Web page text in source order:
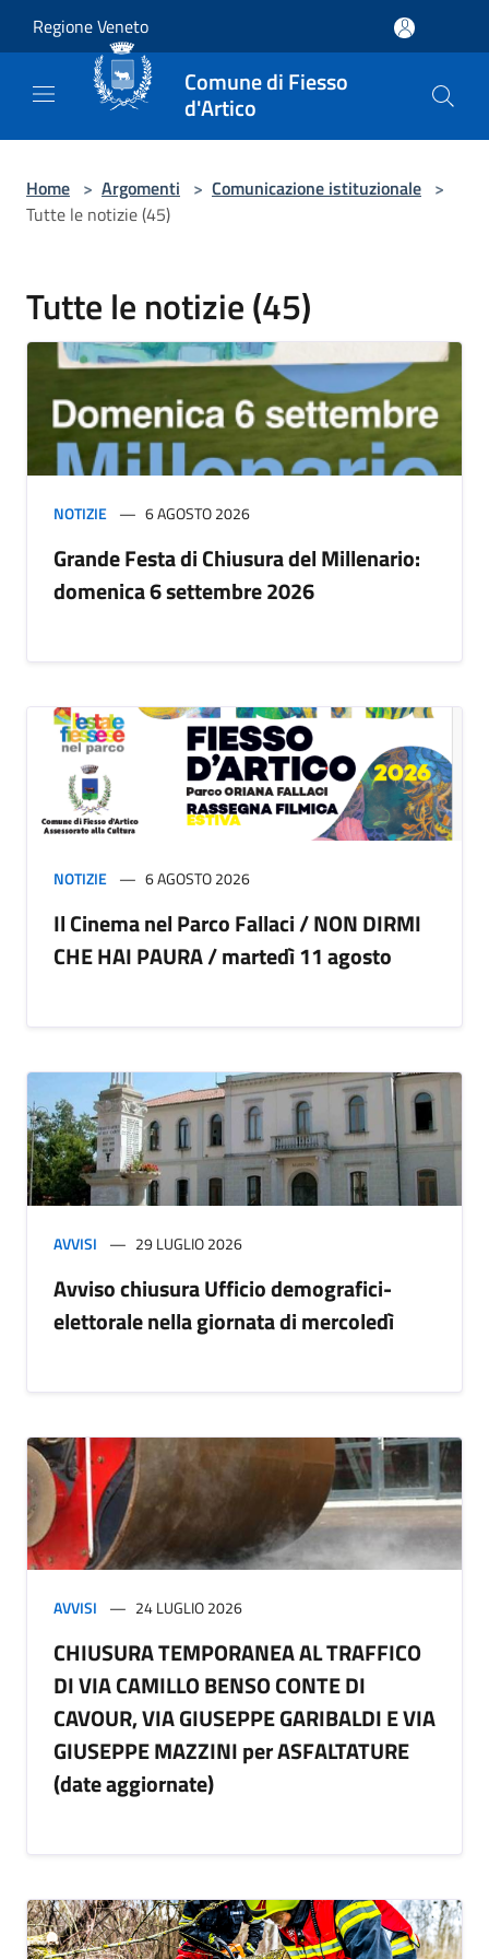
Regione Veneto
Comune di Fiesso
d'Artico
Home > Argomenti > Comunicazione istituzionale >
Tutte le notizie (45)
Tutte le notizie (45)
NOTIZIE 6 AGOSTO 2026
Grande Festa di Chiusura del Millenario:
domenica 6 settembre 2026
NOTIZIE 6 AGOSTO 2026
Il Cinema nel Parco Fallaci / NON DIRMI
CHE HAI PAURA / martedì 11 agosto
AVVISI 29 LUGLIO 2026
Avviso chiusura Ufficio demografici-
elettorale nella giornata di mercoledì
AVVISI 24 LUGLIO 2026
CHIUSURA TEMPORANEA AL TRAFFICO
DI VIA CAMILLO BENSO CONTE DI
CAVOUR, VIA GIUSEPPE GARIBALDI E VIA
GIUSEPPE MAZZINI per ASFALTATURE
(date aggiornate)